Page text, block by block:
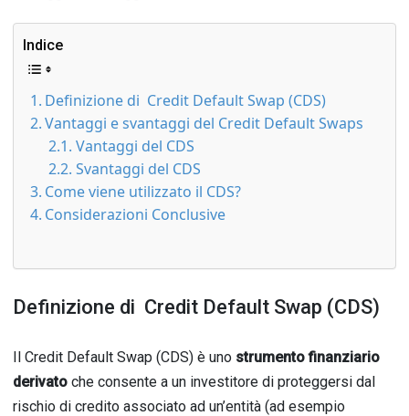
Indice
Definizione di Credit Default Swap (CDS)
Vantaggi e svantaggi del Credit Default Swaps
Vantaggi del CDS
Svantaggi del CDS
Come viene utilizzato il CDS?
Considerazioni Conclusive
Definizione di Credit Default Swap (CDS)
Il Credit Default Swap (CDS) è uno strumento finanziario
derivato che consente a un investitore di proteggersi dal
rischio di credito associato ad un’entità (ad esempio